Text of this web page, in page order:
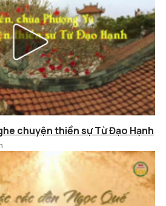
chuyện thiền sự Từ Đạo Hạnh